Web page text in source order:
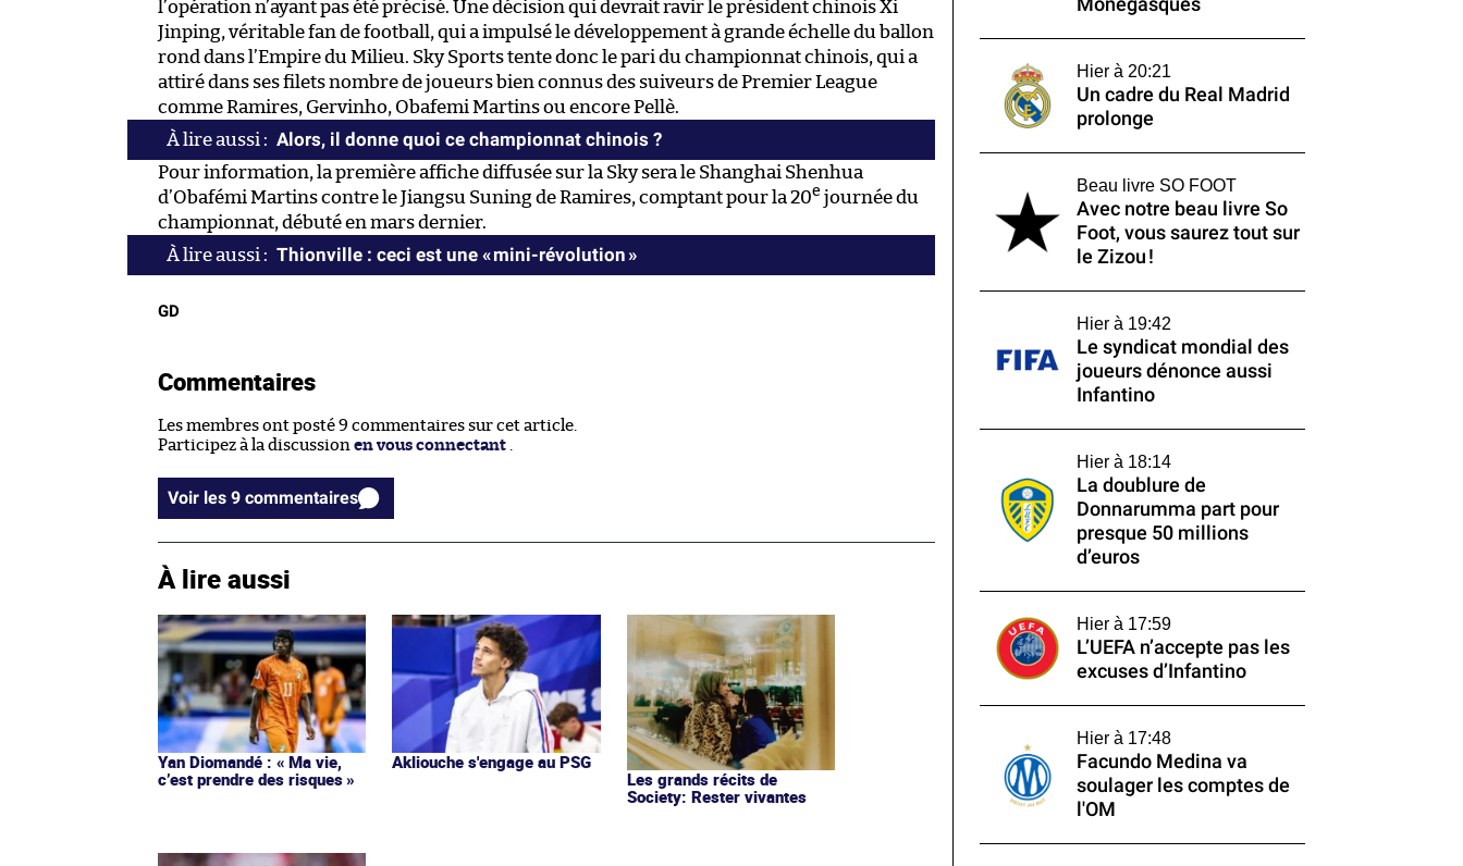
l’opération n’ayant pas été précisé. Une décision qui devrait ravir le président chinois Xi
Jinping, véritable fan de football, qui a impulsé le développement à grande échelle du ballon
rond dans l’Empire du Milieu. Sky Sports tente donc le pari du championnat chinois, qui a
attiré dans ses filets nombre de joueurs bien connus des suiveurs de Premier League
comme Ramires, Gervinho, Obafemi Martins ou encore Pellè.
Alors, il donne quoi ce championnat chinois ?
Pour information, la première affiche diffusée sur la Sky sera le Shanghai Shenhua
d’Obafémi Martins contre le Jiangsu Suning de Ramires, comptant pour la 20e journée du
championnat, débuté en mars dernier.
Thionville : ceci est une « mini-révolution »
GD
Commentaires
Les membres ont posté 9 commentaires sur cet article.
Participez à la discussion en vous connectant
Voir les 9 commentaires
À lire aussi
Yan Diomandé : « Ma vie,
c’est prendre des risques »
Akliouche s'engage au PSG
Les grands récits de
Society: Rester vivantes
Monégasques
Hier à 20:21
Un cadre du Real Madrid
prolonge
Beau livre SO FOOT
Avec notre beau livre So
Foot, vous saurez tout sur
le Zizou !
Hier à 19:42
Le syndicat mondial des
joueurs dénonce aussi
Infantino
Hier à 18:14
La doublure de
Donnarumma part pour
presque 50 millions
d’euros
Hier à 17:59
L’UEFA n’accepte pas les
excuses d’Infantino
Hier à 17:48
Facundo Medina va
soulager les comptes de
l'OM